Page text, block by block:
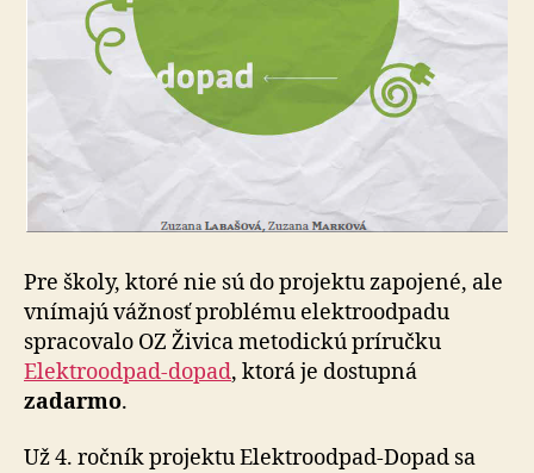
Pre školy, ktoré nie sú do projektu zapojené, ale
vnímajú vážnosť problému elektroodpadu
spracovalo OZ Živica metodickú príručku
Elektroodpad-dopad, ktorá je dostupná
zadarmo.
Už 4. ročník projektu Elektroodpad-Dopad sa